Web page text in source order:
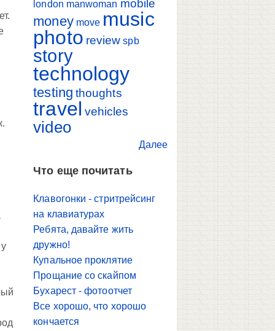
london manwoman mobile
money move music
photo review spb
story
technology
testing thoughts
travel vehicles
video
Далее
Что еще почитать
Клавогонки - стритрейсинг
на клавиатурах
Ребята, давайте жить
дружно!
Купальное проклятие
Прощание со скайпом
Бухарест - фотоотчет
Все хорошо, что хорошо
кончается